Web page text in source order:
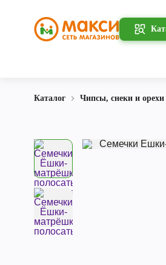
Каталог Чипсы, снеки и орехи